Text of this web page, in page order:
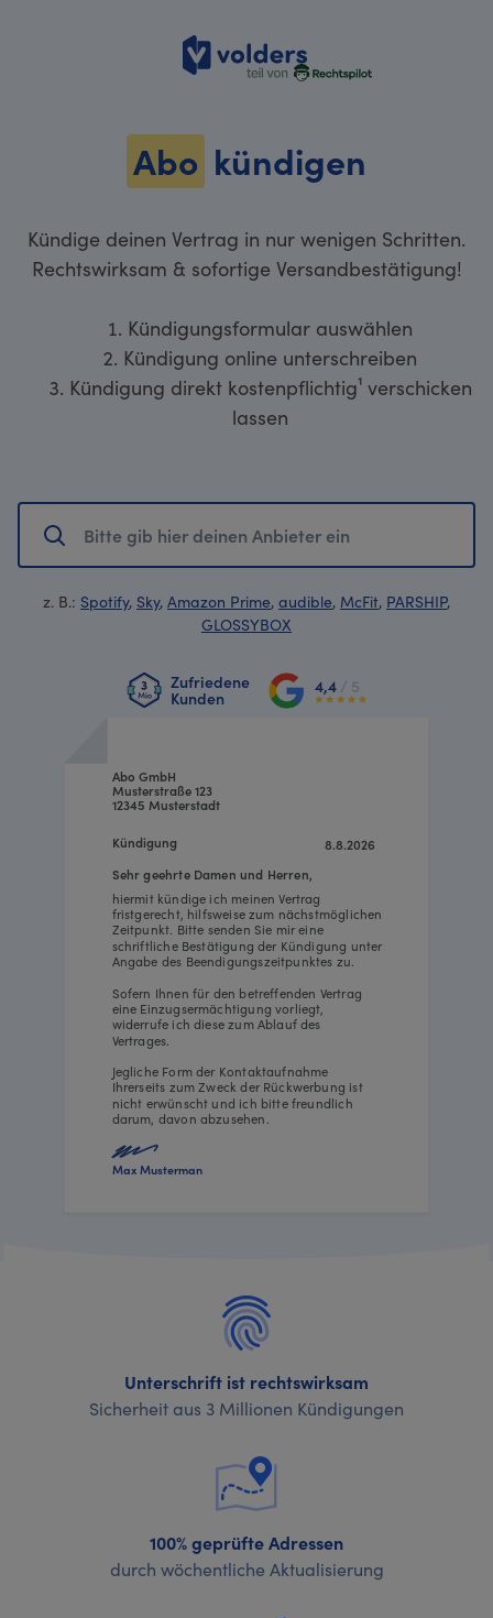
volders
Abo kündigen
Kündige deinen Vertrag in nur wenigen Schritten.
Rechtswirksam & sofortige Versandbestätigung!
Kündigungsformular auswählen
Kündigung online unterschreiben
Kündigung direkt kostenpflichtig¹ verschicken
lassen
z. B.: Spotify, Sky, Amazon Prime, audible, McFit, PARSHIP,
GLOSSYBOX
Zufriedene
Kunden
4,4 / 5
8.8.2026
Abo GmbH
Musterstraße 123
12345 Musterstadt
hiermit kündige ich meinen Vertrag
fristgerecht, hilfsweise zum nächstmöglichen
Zeitpunkt. Bitte senden Sie mir eine
schriftliche Bestätigung der Kündigung unter
Angabe des Beendigungszeitpunktes zu.
Sofern Ihnen für den betreffenden Vertrag
eine Einzugsermächtigung vorliegt,
widerrufe ich diese zum Ablauf des
Vertrages.
Jegliche Form der Kontaktaufnahme
Ihrerseits zum Zweck der Rückwerbung ist
nicht erwünscht und ich bitte freundlich
darum, davon abzusehen.
Sehr geehrte Damen und Herren,
Kündigung
Max Musterman
Unterschrift ist rechtswirksam
Sicherheit aus 3 Millionen Kündigungen
100% geprüfte Adressen
durch wöchentliche Aktualisierung